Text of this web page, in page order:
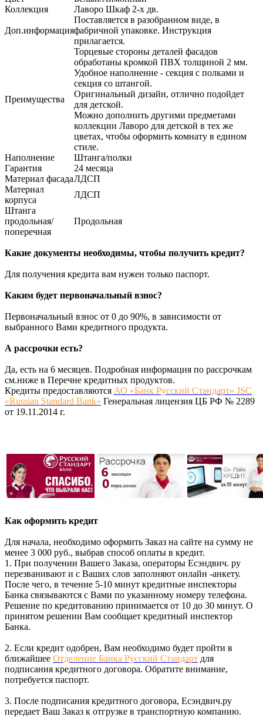
Коллекция
Лаворо Шкаф 2-х дв.
Доп.информация
Поставляется в разобранном виде, в
фабричной упаковке. Инструкция
прилагается.
Преимущества
Торцевые стороны деталей фасадов
обработаны кромкой ПВХ толщиной 2 мм.
Удобное наполнение - секция с полками и
секция со штангой.
Оригинальный дизайн, отлично подойдет
для детской.
Можно дополнить другими предметами
коллекции Лаворо для детской в тех же
цветах, чтобы оформить комнату в едином
стиле.
Наполнение
Штанга/полки
Гарантия
24 месяца
Материал фасадаЛДСП
Материал
корпуса
ЛДСП
Штанга
продольная/
поперечная
Продольная
Какие документы необходимы, чтобы получить кредит?
Для получения кредита вам нужен только паспорт.
Каким будет первоначальный взнос?
Первоначальный взнос от 0 до 90%, в зависимости от
выбранного Вами кредитного продукта.
А рассрочки есть?
Да, есть на 6 месяцев. Подробная информация по рассрочкам
см.ниже в Перечне кредитных продуктов.
Кредиты предоставляются АО «Банк Русский Стандарт» JSC
«Russian Standard Bank» Генеральная лицензия ЦБ РФ № 2289
от 19.11.2014 г.
Как оформить кредит
Для начала, необходимо оформить Заказ на сайте на сумму не
менее 3 000 руб., выбрав способ оплаты в кредит.
1. При получении Вашего Заказа, операторы Есэндвич. ру
перезванивают и с Ваших слов заполняют онлайн -анкету.
После чего, в течение 5-10 минут кредитные инспекторы
Банка связываются с Вами по указанному номеру телефона.
Решение по кредитованию принимается от 10 до 30 минут. О
принятом решении Вам сообщает кредитный инспектор
Банка.
2. Если кредит одобрен, Вам необходимо будет пройти в
ближайшее Отделение Банка Русский Стандарт для
подписания кредитного договора. Обратите внимание,
потребуется паспорт.
3. После подписания кредитного договора, Есэндвич.ру
передает Ваш Заказ к отгрузке в транспортную компанию.